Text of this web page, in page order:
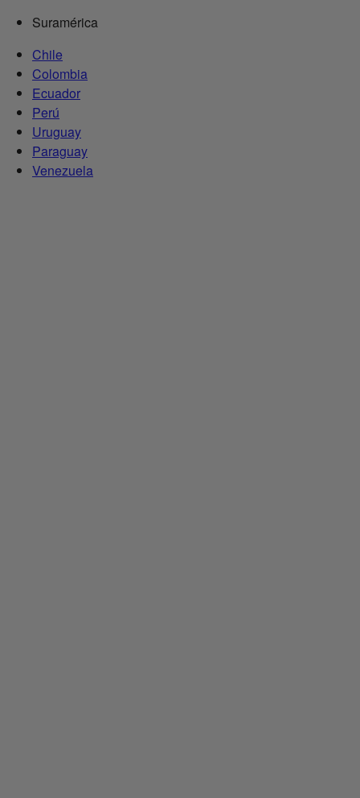
Suramérica
Chile
Colombia
Ecuador
Perú
Uruguay
Paraguay
Venezuela